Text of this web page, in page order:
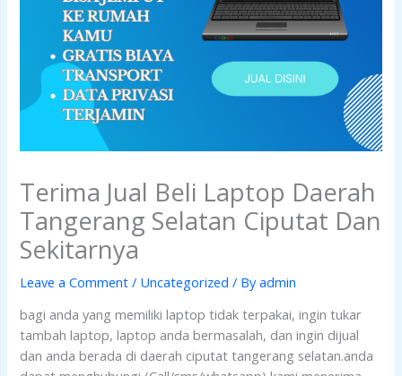
Terima Jual Beli Laptop Daerah
Tangerang Selatan Ciputat Dan
Sekitarnya
Leave a Comment / Uncategorized / Byadmin
bagi anda yang memiliki laptop tidak terpakai, ingin tukar
tambah laptop, laptop anda bermasalah, dan ingin dijual
dan anda berada di daerah ciputat tangerang selatan.anda